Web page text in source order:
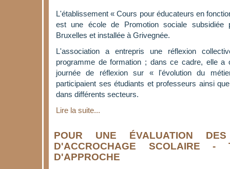
L'établissement « Cours pour éducateurs en
est une école de Promotion sociale subsidiée
Bruxelles et installée à Grivegnée.
L'association a entrepris une réflexion
programme de formation ; dans ce cadre, elle a
journée de réflexion sur « l'évolution du
participaient ses étudiants et professeurs ainsi
dans différents secteurs.
Lire la suite...
POUR UNE ÉVALUATION
D'ACCROCHAGE SCOLAIRE -
D'APPROCHE